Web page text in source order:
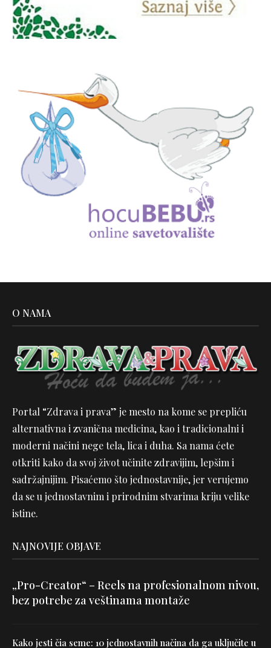
O NAMA
Portal “Zdrava i prava” je mesto na kome se prepliću
alternativna i zvanična medicina, kao i tradicionalni i
moderni načini nege tela, lica i duha. Sa nama ćete
otkriti kako da svoj život učinite zdravijim, lepšim i
sadržajnijim. Pisaćemo što jednostavnije, jer verujemo
da se u jednostavnim i prirodnim stvarima kriju velike
istine.
NAJNOVIJE OBJAVE
„Pro-Creator“ – Reels na profesionalnom nivou,
bez potrebe za veštinama montaže
Kako jesti čia seme: 10 jednostavnih načina da ga uključite u